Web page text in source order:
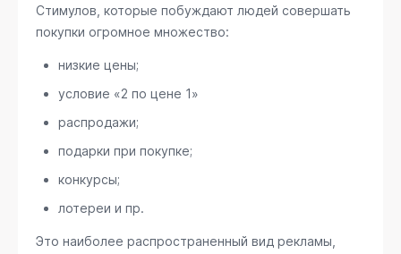
Стимулов, которые побуждают людей совершать
покупки огромное множество:
низкие цены;
условие «2 по цене 1»
распродажи;
подарки при покупке;
конкурсы;
лотереи и пр.
Это наиболее распространенный вид рекламы,